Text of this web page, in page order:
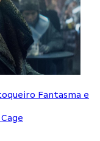
Fantasma e